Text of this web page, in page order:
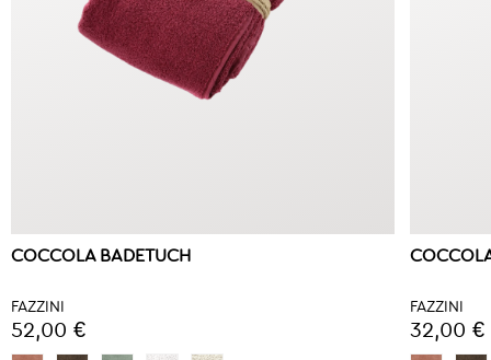
COCCOLA BADETUCH
FAZZINI
52,00 €
FAZZINI
32,00 €